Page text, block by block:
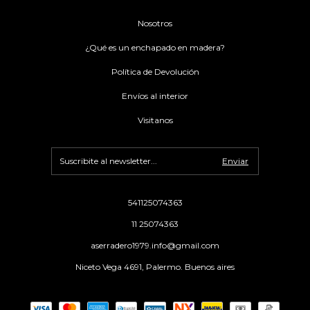
Nosotros
¿Qué es un enchapado en madera?
Política de Devolución
Envíos al interior
Visitanos
541125074363
11 25074363
aserradero1979.info@gmail.com
Niceto Vega 4691, Palermo. Buenos aires